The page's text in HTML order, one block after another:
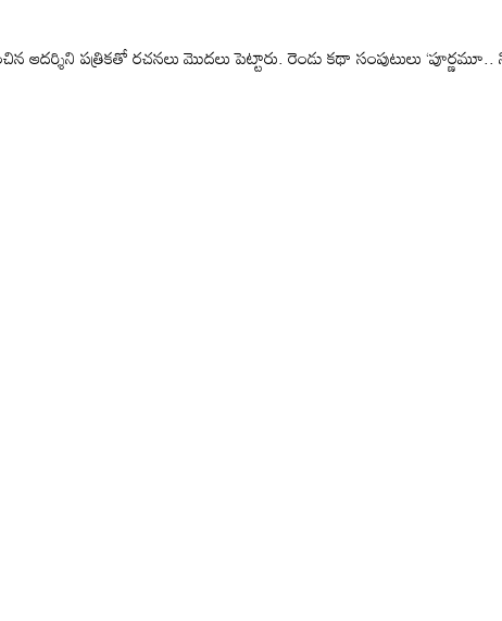
పత్రికతో రచనలు మొదలు పెట్టారు. రెండు కథా సంపుటులు ‘పూర్ణమూ..